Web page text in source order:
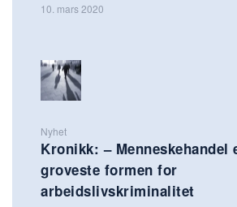
10. mars 2020
Nyhet
Kronikk: – Menneskehandel
groveste formen for
arbeidslivskriminalitet